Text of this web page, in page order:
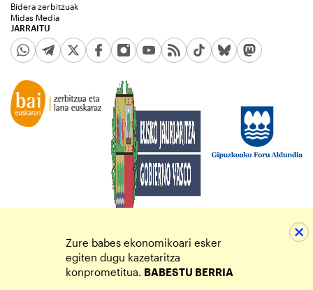
JARRAITU
Bidera zerbitzuak
Midas Media
Zure babes ekonomikoari esker
egiten dugu kazetaritza
konprometitua. BABESTU BERRIA